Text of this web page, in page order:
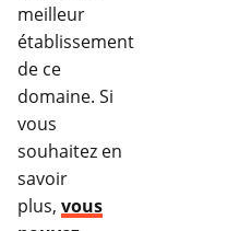
meilleur
établissement
de ce
domaine. Si
vous
souhaitez en
savoir
plus, vous